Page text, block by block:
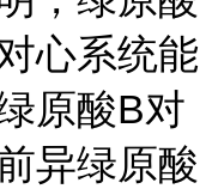
心系统能
原酸B对
异绿原酸